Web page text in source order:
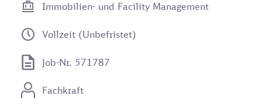
Immobilien- und Facility Management
Vollzeit (Unbefristet)
Job-Nr. 571787
Fachkraft